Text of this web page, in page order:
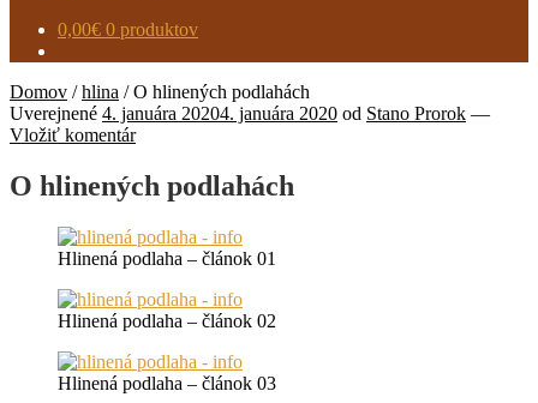
0,00€ 0 produktov
Domov /hlina /O hlinených podlahách
Uverejnené 4. januára 20204. januára 2020 od Stano Prorok —
Vložiť komentár
O hlinených podlahách
Hlinená podlaha – článok 01
Hlinená podlaha – článok 02
Hlinená podlaha – článok 03